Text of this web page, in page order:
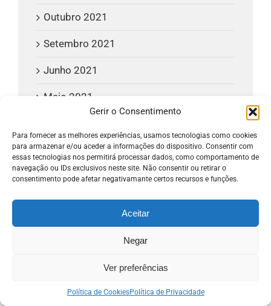
Gerir o Consentimento
Para fornecer as melhores experiências, usamos tecnologias como cookies
para armazenar e/ou aceder a informações do dispositivo. Consentir com
essas tecnologias nos permitirá processar dados, como comportamento de
navegação ou IDs exclusivos neste site. Não consentir ou retirar o
consentimento pode afetar negativamante certos recursos e funções.
Aceitar
Negar
Ver preferências
Política de CookiesPolítica de Privacidade
Outubro 2021
Setembro 2021
Junho 2021
Maio 2021
Dezembro 2020
Novembro 2020
Outubro 2020
Setembro 2020